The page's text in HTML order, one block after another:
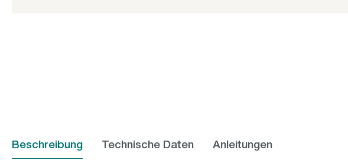
Beschreibung Technische Daten Anleitungen